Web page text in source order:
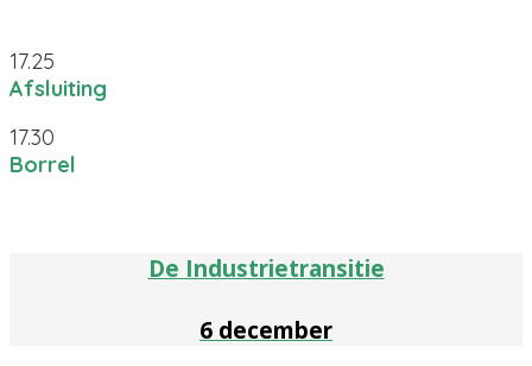
17.25
Afsluiting
17.30
Borrel
De Industrietransitie
6 december